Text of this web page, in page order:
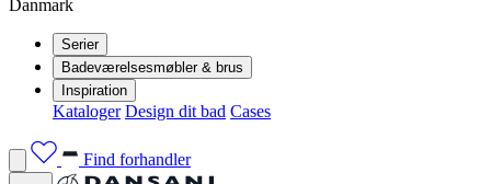
Danmark
Serier
Badeværelsesmøbler & brus
Inspiration
Kataloger Design dit bad Cases
Find forhandler